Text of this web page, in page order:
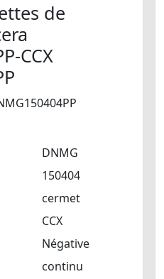
de
CCX
DNMG
150404
cermet
CCX
Négative
continu